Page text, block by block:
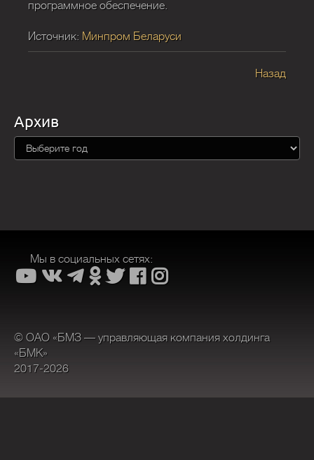
программное обеспечение.
Источник: Минпром Беларуси
Назад
Архив
Мы в социальных сетях:
© ОАО «БМЗ — управляющая компания холдинга
«БМК»
2017-2026